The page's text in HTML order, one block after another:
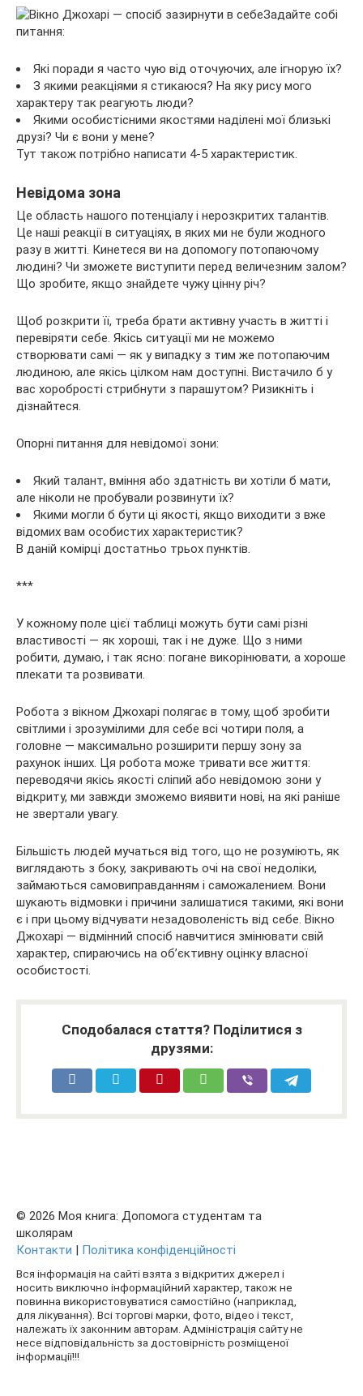
Задайте собі
питання:
Які поради я часто чую від оточуючих, але ігнорую їх?
З якими реакціями я стикаюся? На яку рису мого
характеру так реагують люди?
Якими особистісними якостями наділені мої близькі
друзі? Чи є вони у мене?
Тут також потрібно написати 4-5 характеристик.
Невідома зона
Це область нашого потенціалу і нерозкритих талантів.
Це наші реакції в ситуаціях, в яких ми не були жодного
разу в житті. Кинетеся ви на допомогу потопаючому
людині? Чи зможете виступити перед величезним залом?
Що зробите, якщо знайдете чужу цінну річ?
Щоб розкрити її, треба брати активну участь в житті і
перевіряти себе. Якісь ситуації ми не можемо
створювати самі — як у випадку з тим же потопаючим
людиною, але якісь цілком нам доступні. Вистачило б у
вас хоробрості стрибнути з парашутом? Ризикніть і
дізнайтеся.
Опорні питання для невідомої зони:
Який талант, вміння або здатність ви хотіли б мати,
але ніколи не пробували розвинути їх?
Якими могли б бути ці якості, якщо виходити з вже
відомих вам особистих характеристик?
В даній комірці достатньо трьох пунктів.
***
У кожному поле цієї таблиці можуть бути самі різні
властивості — як хороші, так і не дуже. Що з ними
робити, думаю, і так ясно: погане викорінювати, а хороше
плекати та розвивати.
Робота з вікном Джохарі полягає в тому, щоб зробити
світлими і зрозумілими для себе всі чотири поля, а
головне — максимально розширити першу зону за
рахунок інших. Ця робота може тривати все життя:
переводячи якісь якості сліпий або невідомою зони у
відкриту, ми завжди зможемо виявити нові, на які раніше
не звертали увагу.
Більшість людей мучаться від того, що не розуміють, як
виглядають з боку, закривають очі на свої недоліки,
займаються самовиправданням і саможалением. Вони
шукають відмовки і причини залишатися такими, які вони
є і при цьому відчувати незадоволеність від себе. Вікно
Джохарі — відмінний спосіб навчитися змінювати свій
характер, спираючись на об’єктивну оцінку власної
особистості.
Сподобалася стаття? Поділитися з
друзями:
© 2026 Моя книга: Допомога студентам та
школярам
Контакти | Політика конфіденційності
Вся інформація на сайті взята з відкритих джерел і
носить виключно інформаційний характер, також не
повинна використовуватися самостійно (наприклад,
для лікування). Всі торгові марки, фото, відео і текст,
належать їх законним авторам. Адміністрація сайту не
несе відповідальність за достовірність розміщеної
інформації!!!